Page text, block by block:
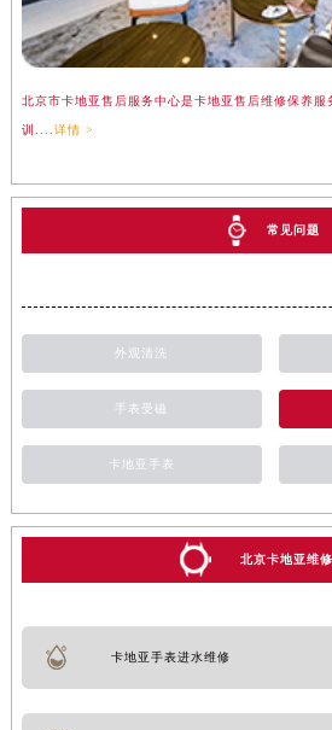
北京市卡地亚售后服务中心是卡地亚售后维修保养
训.... 详情 >
常见问题
外观清洗
手表受磁
卡地亚手表
北京卡地亚维
卡地亚手表进水维修